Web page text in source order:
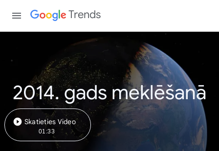
Trends
2014. gads meklēšanā
Skatieties Video
01:33